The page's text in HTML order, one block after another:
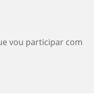
vou participar com